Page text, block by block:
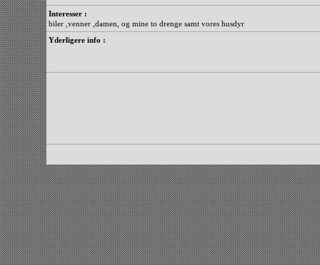
Interesser :
biler ,venner ,damen, og mine to drenge samt vores husdyr
Yderligere info :